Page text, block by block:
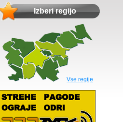
Izberi regijo
Vse regije